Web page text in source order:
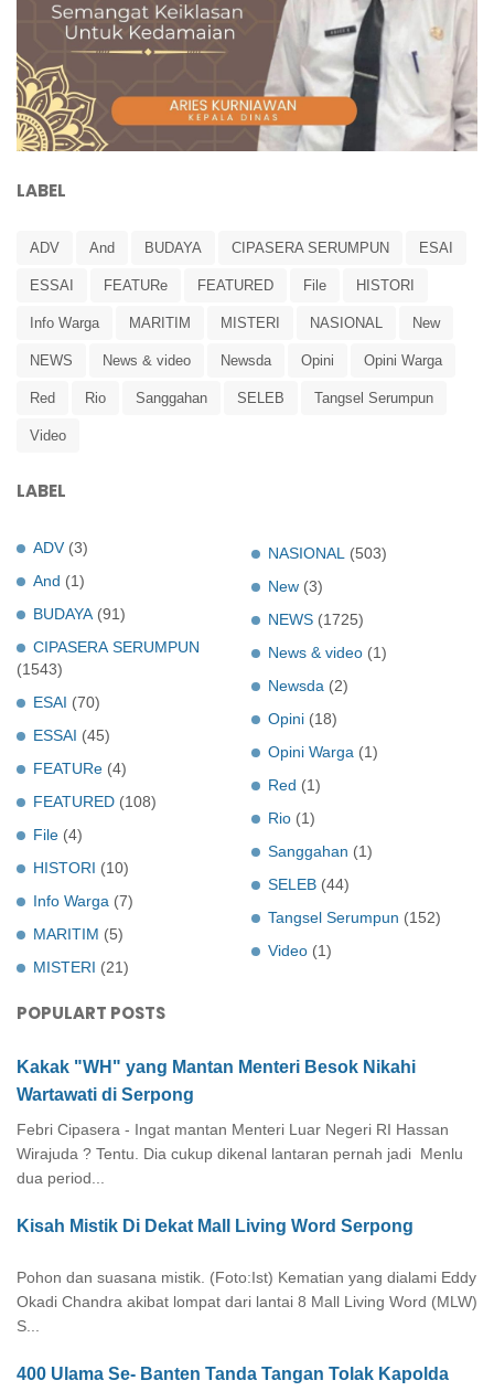
LABEL
ADV And BUDAYA CIPASERA SERUMPUN ESAI
ESSAI FEATURe FEATURED File HISTORI
Info Warga MARITIM MISTERI NASIONAL New
NEWS News & video Newsda Opini Opini Warga
Red Rio Sanggahan SELEB Tangsel Serumpun
Video
LABEL
ADV (3)
And (1)
BUDAYA (91)
CIPASERA SERUMPUN
(1543)
ESAI (70)
ESSAI (45)
FEATURe (4)
FEATURED (108)
File (4)
HISTORI (10)
Info Warga (7)
MARITIM (5)
MISTERI (21)
NASIONAL
(503)
New (3)
NEWS (1725)
News & video (1)
Newsda (2)
Opini (18)
Opini Warga (1)
Red (1)
Rio (1)
Sanggahan (1)
SELEB (44)
Tangsel Serumpun (152)
Video (1)
POPULART POSTS
Kakak "WH" yang Mantan Menteri Besok Nikahi
Wartawati di Serpong
Febri Cipasera - Ingat mantan Menteri Luar Negeri RI Hassan
Wirajuda ? Tentu. Dia cukup dikenal lantaran pernah jadi Menlu
dua period...
Kisah Mistik Di Dekat Mall Living Word Serpong
Pohon dan suasana mistik. (Foto:Ist) Kematian yang dialami Eddy
Okadi Chandra akibat lompat dari lantai 8 Mall Living Word (MLW)
S...
400 Ulama Se- Banten Tanda Tangan Tolak Kapolda